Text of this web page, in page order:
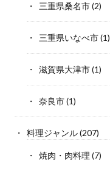
三重県桑名市(2)
三重県いなべ市(1)
滋賀県大津市(1)
奈良市(1)
料理ジャンル(207)
焼肉・肉料理 (7)